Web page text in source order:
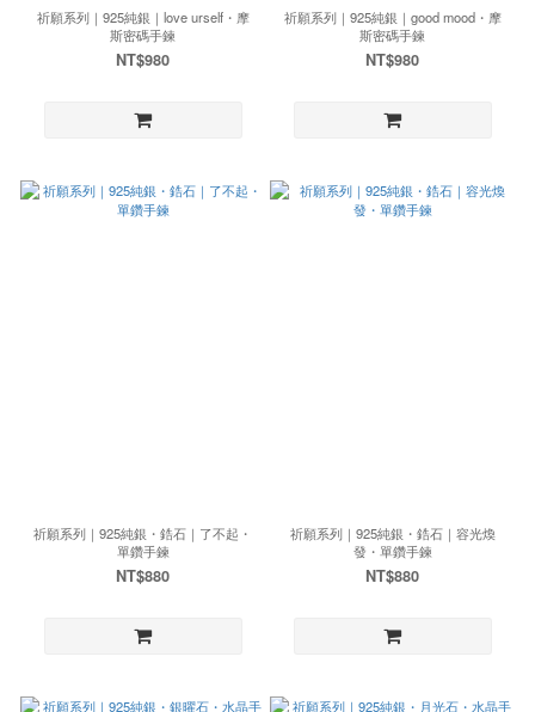
祈願系列｜925純銀｜love urself・摩
斯密碼手鍊
NT$980
祈願系列｜925純銀｜good mood・摩
斯密碼手鍊
NT$980
祈願系列｜925純銀・鋯石｜了不起・
單鑽手鍊
NT$880
祈願系列｜925純銀・鋯石｜容光煥
發・單鑽手鍊
NT$880